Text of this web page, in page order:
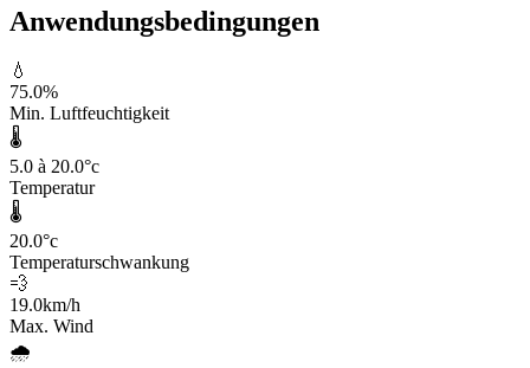
Anwendungsbedingungen
💧
75.0%
Min. Luftfeuchtigkeit
🌡️
5.0 à 20.0°c
Temperatur
🌡️
20.0°c
Temperaturschwankung
💨
19.0km/h
Max. Wind
🌧️